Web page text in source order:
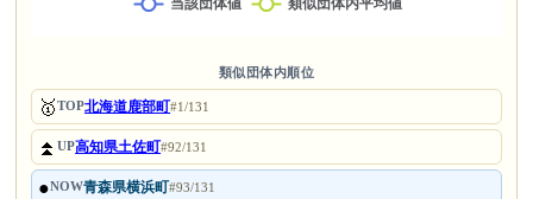
類似団体内順位
🥇TOP北海道鹿部町#1/131
⏫UP高知県土佐町#92/131
●NOW青森県横浜町#93/131